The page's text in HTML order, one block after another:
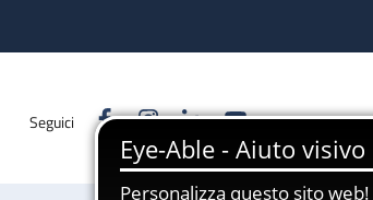
Seguici FacebookInstagram
LinkedinYouTube Cerca